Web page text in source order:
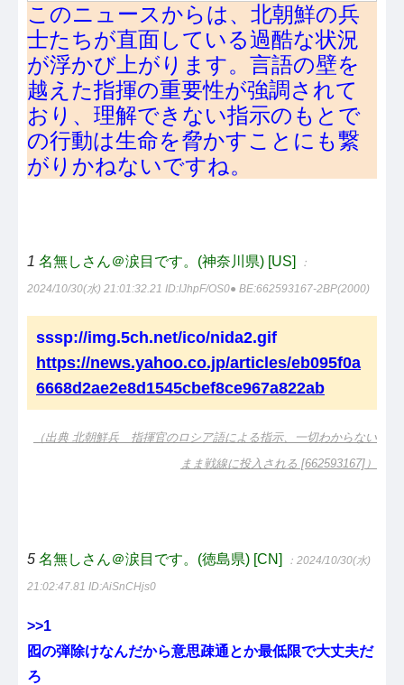
このニュースからは、北朝鮮の兵
士たちが直面している過酷な状況
が浮かび上がります。言語の壁を
越えた指揮の重要性が強調されて
おり、理解できない指示のもとで
の行動は生命を脅かすことにも繋
がりかねないですね。
1 名無しさん＠涙目です。(神奈川県) [US] ：
2024/10/30(水) 21:01:32.21 ID:IJhpF/OS0● BE:662593167-2BP(2000)
sssp://img.5ch.net/ico/nida2.gif
https://news.yahoo.co.jp/articles/eb095f0a
6668d2ae2e8d1545cbef8ce967a822ab
（出典 北朝鮮兵 指揮官のロシア語による指示、一切わからない
まま戦線に投入される [662593167]）
5 名無しさん＠涙目です。(徳島県) [CN] ：2024/10/30(水)
21:02:47.81 ID:AiSnCHjs0
>>1
囮の弾除けなんだから意思疎通とか最低限で大丈夫だ
ろ